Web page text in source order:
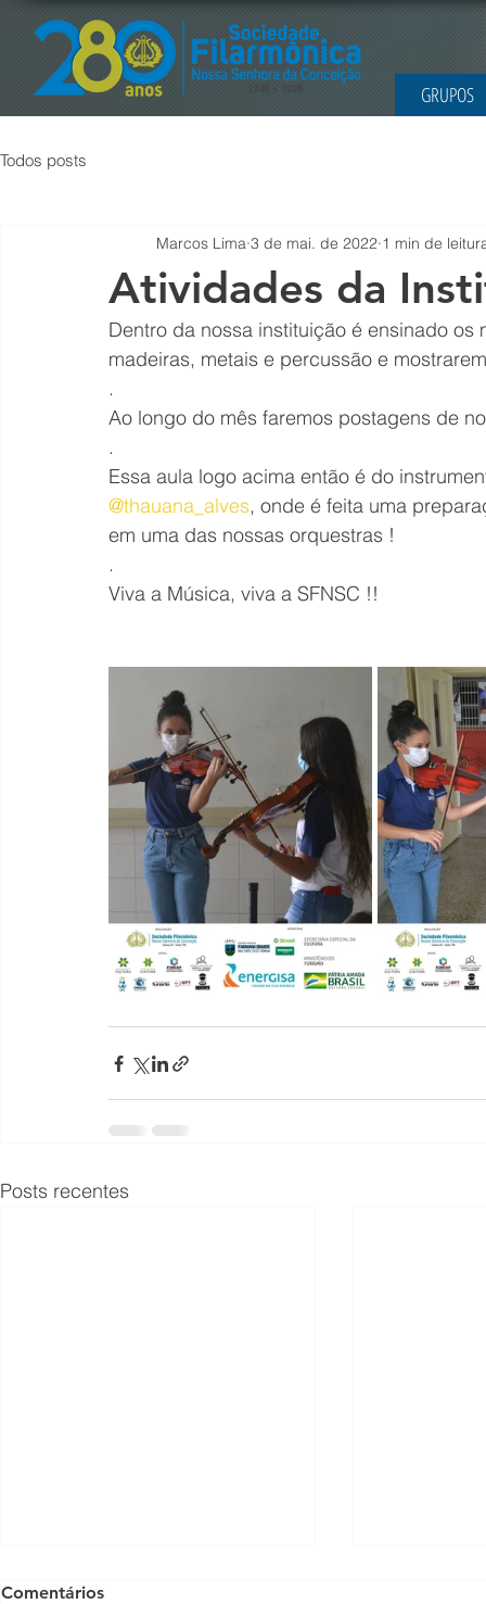
GRUPOS
Todos posts
Atividades da
Marcos Lima 3 de mai. de 2022 1 min de
Dentro da nossa instituição é ensinado
madeiras, metais e percussão e
.
Ao longo do mês faremos postagens de
.
Essa aula logo acima então é do
@thauana_alves, onde é feita uma
em uma das nossas orquestras !
.
Viva a Música, viva a SFNSC !!
Posts recentes
Comentários